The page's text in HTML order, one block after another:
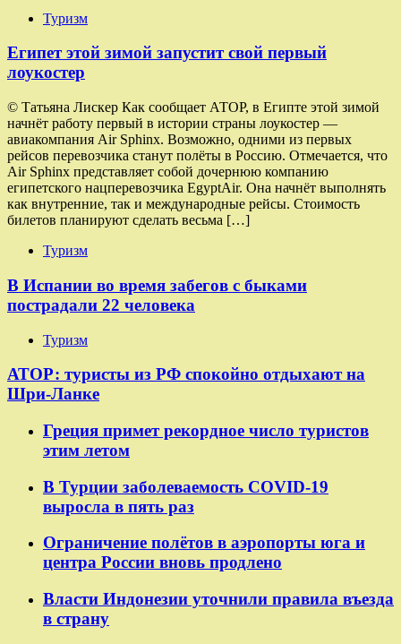
Туризм
Египет этой зимой запустит свой первый
лоукостер
© Татьяна Лискер Как сообщает АТОР, в Египте этой зимой
начнёт работу первый в истории страны лоукостер —
авиакомпания Air Sphinx. Возможно, одними из первых
рейсов перевозчика станут полёты в Россию. Отмечается, что
Air Sphinx представляет собой дочернюю компанию
египетского нацперевозчика EgyptAir. Она начнёт выполнять
как внутренние, так и международные рейсы. Стоимость
билетов планируют сделать весьма […]
Туризм
В Испании во время забегов с быками
пострадали 22 человека
Туризм
АТОР: туристы из РФ спокойно отдыхают на
Шри-Ланке
Греция примет рекордное число туристов
этим летом
В Турции заболеваемость COVID-19
выросла в пять раз
Ограничение полётов в аэропорты юга и
центра России вновь продлено
Власти Индонезии уточнили правила въезда
в страну